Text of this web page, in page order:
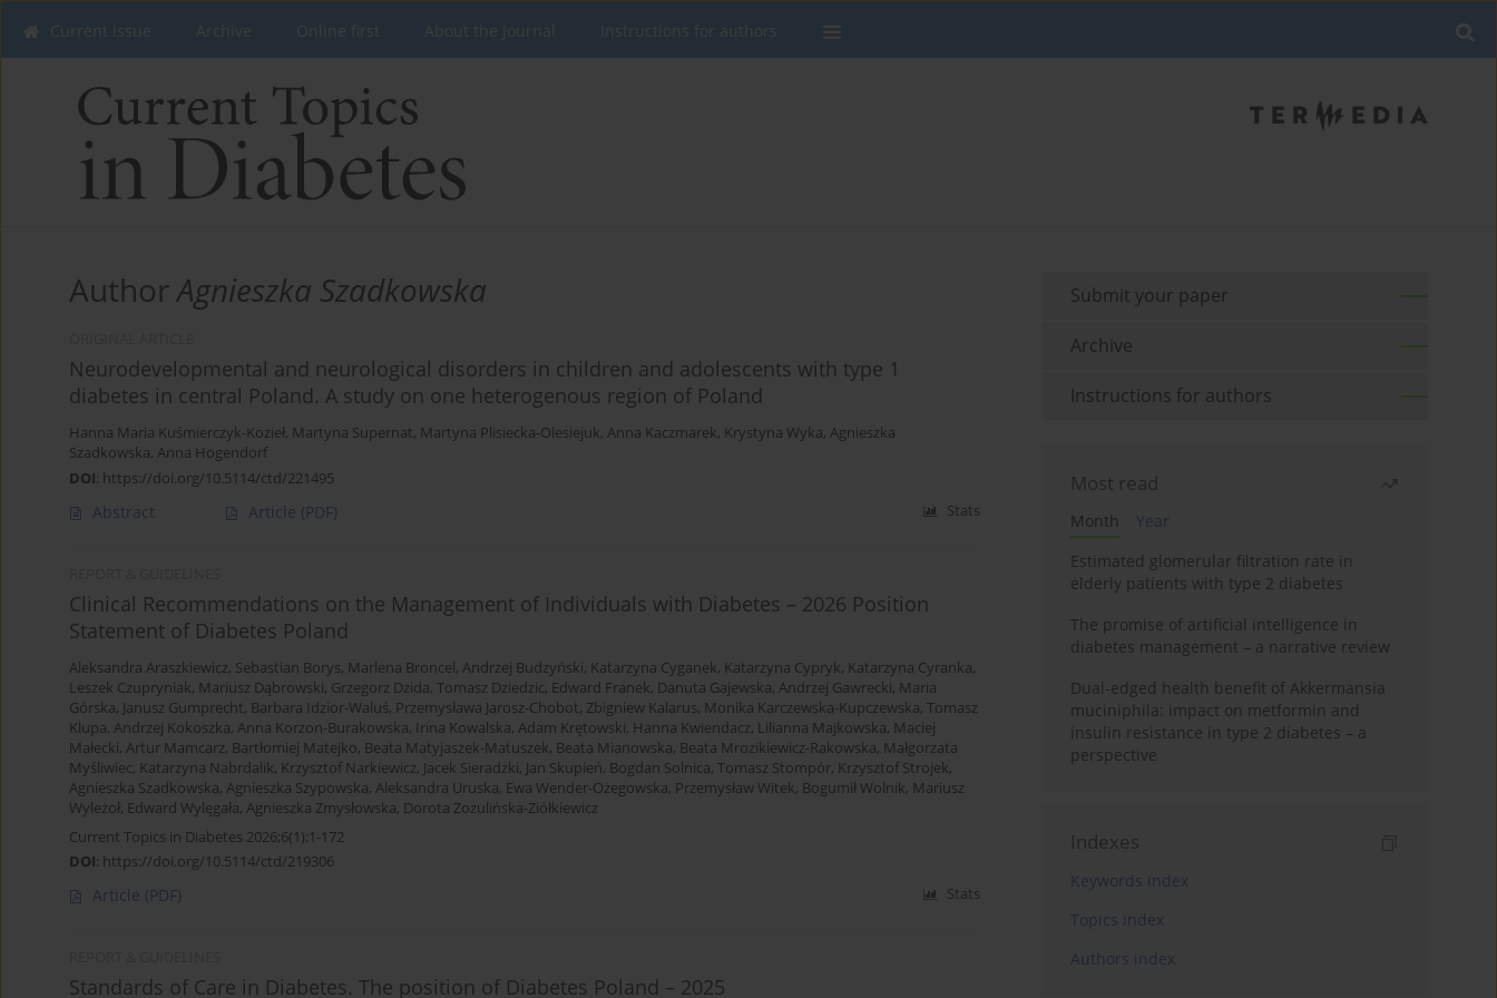
Current issue Archive Online first About the Journal Instructions for authors
AuthorAgnieszka Szadkowska
Neurodevelopmental and neurological disorders in children and adolescents with type 1
diabetes in central Poland. A study on one heterogenous region of Poland
Hanna Maria Kuśmierczyk-Kozieł, Martyna Supernat, Martyna Plisiecka-Olesiejuk, Anna Kaczmarek, Krystyna Wyka, Agnieszka
Szadkowska, Anna Hogendorf
DOI: https://doi.org/10.5114/ctd/221495
Abstract Article (PDF) Stats
Clinical Recommendations on the Management of Individuals with Diabetes – 2026 Position
Statement of Diabetes Poland
Aleksandra Araszkiewicz, Sebastian Borys, Marlena Broncel, Andrzej Budzyński, Katarzyna Cyganek, Katarzyna Cypryk, Katarzyna Cyranka,
Leszek Czupryniak, Mariusz Dąbrowski, Grzegorz Dzida, Tomasz Dziedzic, Edward Franek, Danuta Gajewska, Andrzej Gawrecki, Maria
Górska, Janusz Gumprecht, Barbara Idzior-Waluś, Przemysława Jarosz-Chobot, Zbigniew Kalarus, Monika Karczewska-Kupczewska, Tomasz
Klupa, Andrzej Kokoszka, Anna Korzon-Burakowska, Irina Kowalska, Adam Krętowski, Hanna Kwiendacz, Lilianna Majkowska, Maciej
Małecki, Artur Mamcarz, Bartłomiej Matejko, Beata Matyjaszek-Matuszek, Beata Mianowska, Beata Mrozikiewicz-Rakowska, Małgorzata
Myśliwiec, Katarzyna Nabrdalik, Krzysztof Narkiewicz, Jacek Sieradzki, Jan Skupień, Bogdan Solnica, Tomasz Stompór, Krzysztof Strojek,
Agnieszka Szadkowska, Agnieszka Szypowska, Aleksandra Uruska, Ewa Wender-Ożegowska, Przemysław Witek, Bogumił Wolnik, Mariusz
Wyleżoł, Edward Wylęgała, Agnieszka Zmysłowska, Dorota Zozulińska-Ziółkiewicz
Current Topics in Diabetes 2026;6(1):1-172
DOI: https://doi.org/10.5114/ctd/219306
Article (PDF) Stats
Standards of Care in Diabetes. The position of Diabetes Poland – 2025
Submit your paper
Archive
Instructions for authors
Most read
Month
Year
Estimated glomerular filtration rate in
elderly patients with type 2 diabetes
The promise of artificial intelligence in
diabetes management – a narrative review
Dual-edged health benefit of Akkermansia
muciniphila: impact on metformin and
insulin resistance in type 2 diabetes – a
perspective
Indexes
Keywords index
Topics index
Authors index